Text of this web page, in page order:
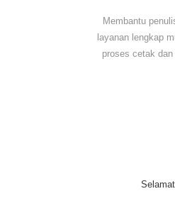
Membantu
layanan lengkap
proses cetak